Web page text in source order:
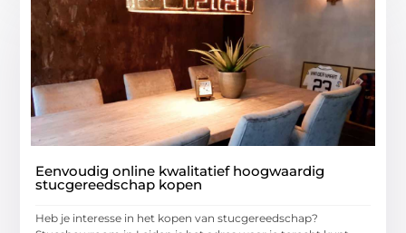
Eenvoudig online kwalitatief hoogwaardig
stucgereedschap kopen
Heb je interesse in het kopen van stucgereedschap?